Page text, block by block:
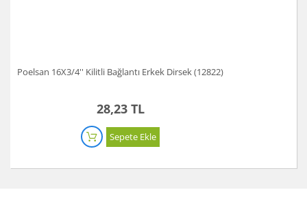
Poelsan 16X3/4'' Kilitli Bağlantı Erkek Dirsek (12822)
28,23 TL
Sepete Ekle